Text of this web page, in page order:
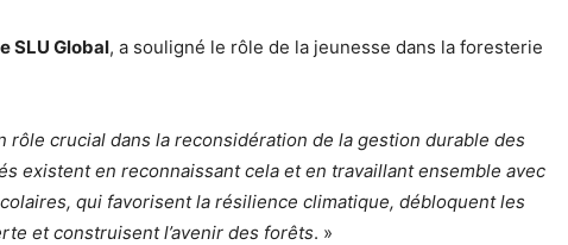
SLU Global, a souligné le rôle de la jeunesse dans la foresterie
rôle crucial dans la reconsidération de la gestion durable des
existent en reconnaissant cela et en travaillant ensemble avec
qui favorisent la résilience climatique, débloquent les
et construisent l’avenir des forêts. »